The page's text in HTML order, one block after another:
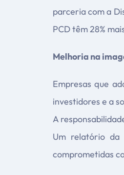
parceria com a
PCD têm 28%
Melhoria na
Empresas que
investidores e a
A
Um relatório da
comprometidas